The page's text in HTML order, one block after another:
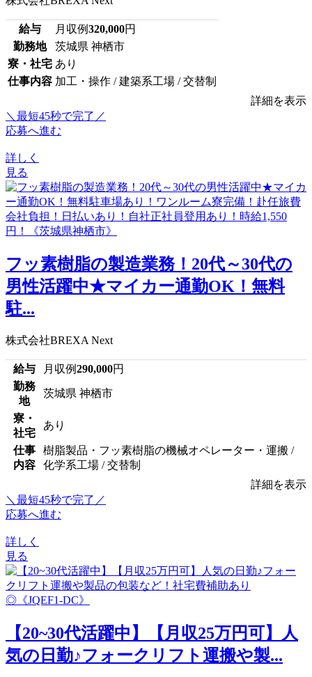
給与 月収例320,000円
勤務地
茨城県 神栖市
寮・社宅 あり
仕事内容 加工・操作 / 建築系工場 / 交替制
詳細を表示
＼最短45秒で完了／
応募へ進む
詳しく
見る
フッ素樹脂の製造業務！20代～30代の
男性活躍中★マイカー通勤OK！無料
駐...
株式会社BREXA Next
給与 月収例290,000円
勤務
地
茨城県 神栖市
寮・
社宅
あり
仕事
内容
樹脂製品・フッ素樹脂の機械オペレーター・運搬 /
化学系工場 / 交替制
詳細を表示
＼最短45秒で完了／
応募へ進む
詳しく
見る
【20~30代活躍中】【月収25万円可】人
気の日勤♪フォークリフト運搬や製...